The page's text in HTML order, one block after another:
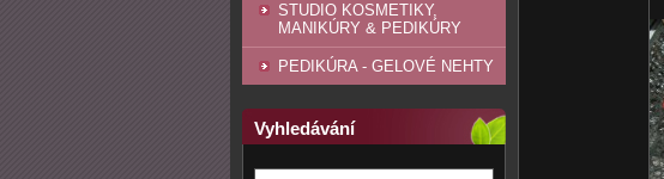
STUDIO KOSMETIKY,
MANIKÚRY & PEDIKÚRY
PEDIKÚRA - GELOVÉ NEHTY
Vyhledávání